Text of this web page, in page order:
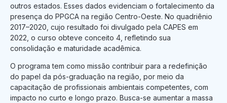
outros estados. Esses dados evidenciam o fortalecimento da
presença do PPGCA na região Centro-Oeste. No quadriênio
2017–2020, cujo resultado foi divulgado pela CAPES em
2022, o curso obteve conceito 4, refletindo sua
consolidação e maturidade acadêmica.
O programa tem como missão contribuir para a redefinição
do papel da pós-graduação na região, por meio da
capacitação de profissionais ambientais competentes, com
impacto no curto e longo prazo. Busca-se aumentar a massa